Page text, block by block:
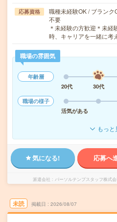
応募資格
職種未経験OK / ブラン
不要
＊未経験の方歓迎＊未
時、キャリアを一緒に
職場の雰囲気
年齢層
20代
30代
職場の様子
活気がある
もっと
気になる! 応募へ
派遣会社 パーソルテンプスタッフ株式
未読 掲載日 2026/08/07